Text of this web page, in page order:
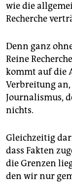
wie die
Recherche
Denn ganz
Reine
kommt auf die
Verbreitung
Journalismus,
nichts.
Gleichzeitig
dass Fakten
die Grenzen
den wir nur